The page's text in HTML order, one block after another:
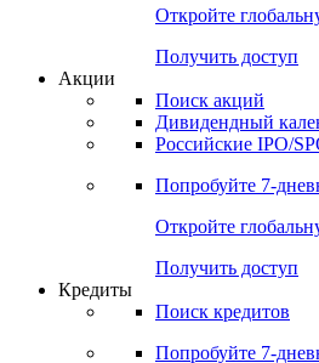
Опросы
Попробуйте7-
Откройте
Получить доступ
Поиск акций
Российские IPO/
Попробуйте7-
Откройте
Получить доступ